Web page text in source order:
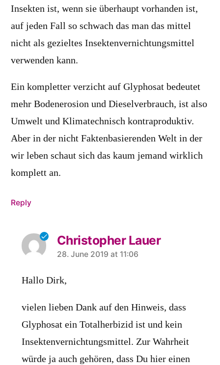
Insekten ist, wenn sie überhaupt vorhanden ist,
auf jeden Fall so schwach das man das mittel
nicht als gezieltes Insektenvernichtungsmittel
verwenden kann.
Ein kompletter verzicht auf Glyphosat bedeutet
mehr Bodenerosion und Dieselverbrauch, ist also
Umwelt und Klimatechnisch kontraproduktiv.
Aber in der nicht Faktenbasierenden Welt in der
wir leben schaut sich das kaum jemand wirklich
komplett an.
Reply
Christopher Lauer
says:
28. June 2019 at 11:06
Hallo Dirk,
vielen lieben Dank auf den Hinweis, dass
Glyphosat ein Totalherbizid ist und kein
Insektenvernichtungsmittel. Zur Wahrheit
würde ja auch gehören, dass Du hier einen